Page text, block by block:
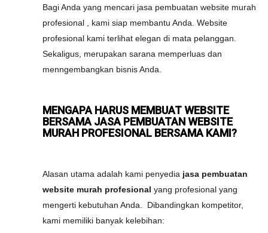
Bagi Anda yang mencari jasa pembuatan website murah
profesional , kami siap membantu Anda. Website
profesional kami terlihat elegan di mata pelanggan.
Sekaligus, merupakan sarana memperluas dan
menngembangkan bisnis Anda.
MENGAPA HARUS MEMBUAT WEBSITE
BERSAMA JASA PEMBUATAN WEBSITE
MURAH PROFESIONAL BERSAMA KAMI?
Alasan utama adalah kami penyedia jasa pembuatan
website murah profesional yang profesional yang
mengerti kebutuhan Anda. Dibandingkan kompetitor,
kami memiliki banyak kelebihan: